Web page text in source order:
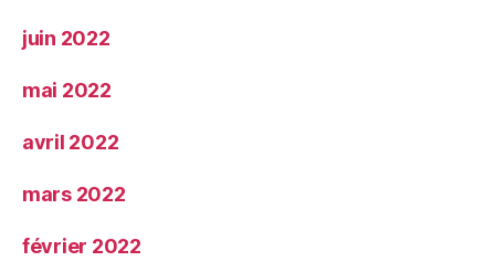
juin 2022
mai 2022
avril 2022
mars 2022
février 2022